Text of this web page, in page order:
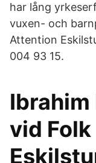
har lång
vuxen- och
Attention
004 93 15.
vid